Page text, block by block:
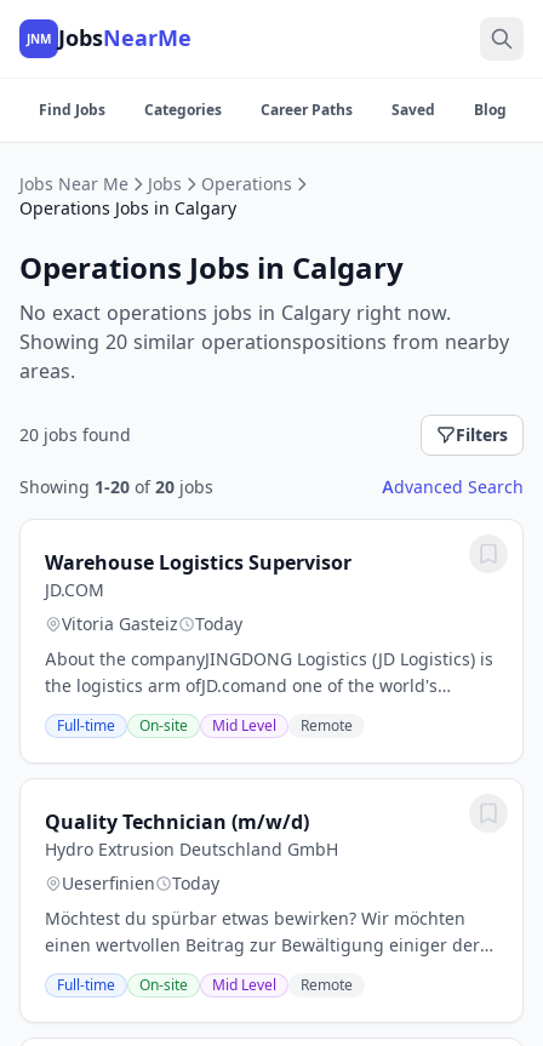
JNM JobsNearMe
Find Jobs Categories Career Paths Saved Blog
Jobs Near Me Jobs
Operations
Operations Jobs in Calgary
Operations Jobs in Calgary
No exact operations jobs in Calgary right now.
Showing 20 similar operationspositions from nearby
areas.
20 jobs found Filters
Showing 1-20 of20 jobs Advanced Search
Warehouse Logistics Supervisor
JD.COM
Vitoria Gasteiz
Today
About the companyJINGDONG Logistics (JD Logistics) is
the logistics arm ofJD.comand one of the world's
leading technology-driven supply chain solutions
providers. Leveraging advanced expertise in...
Full-time On-site Mid Level Remote
Quality Technician (m/w/d)
Hydro Extrusion Deutschland GmbH
Ueserfinien
Today
Möchtest du spür­bar etwas bewirken? Wir möchten
einen wert­vollen Bei­trag zur Bewäl­tigung einiger der
drän­gendsten Heraus­forderungen der Welt leisten.
Seit über einem Jahr­hundert sind unsere...
Full-time On-site Mid Level Remote